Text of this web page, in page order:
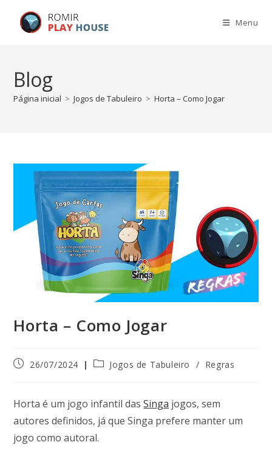
Menu
Blog
Página inicial > Jogos de Tabuleiro > Horta – Como Jogar
Horta – Como Jogar
26/07/2024 Jogos de Tabuleiro / Regras
Horta é um jogo infantil dasSinga jogos, sem
autores definidos, já que Singa prefere manter um
jogo como autoral.